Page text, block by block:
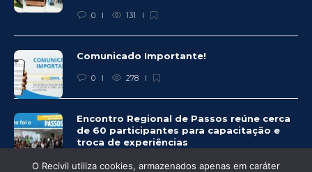
0 131
Comunicado Importante!
0 278
Encontro Regional de Passos reúne cerca
de 60 participantes para capacitação e
troca de experiências
0 275
O Recivil utiliza cookies, armazenados apenas em caráter